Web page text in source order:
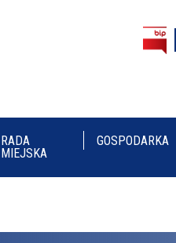
RADA
MIEJSKA
GOSPODARKA